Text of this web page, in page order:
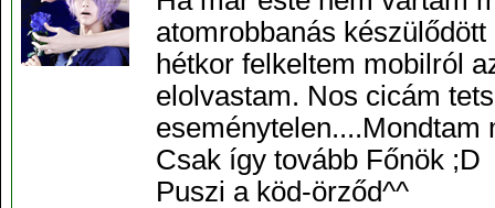
atomrobbanás
hétkor felkeltem mobilról
elolvastam. Nos cicám
Csak így tovább Főnök ;D
Puszi a köd-örződ^^